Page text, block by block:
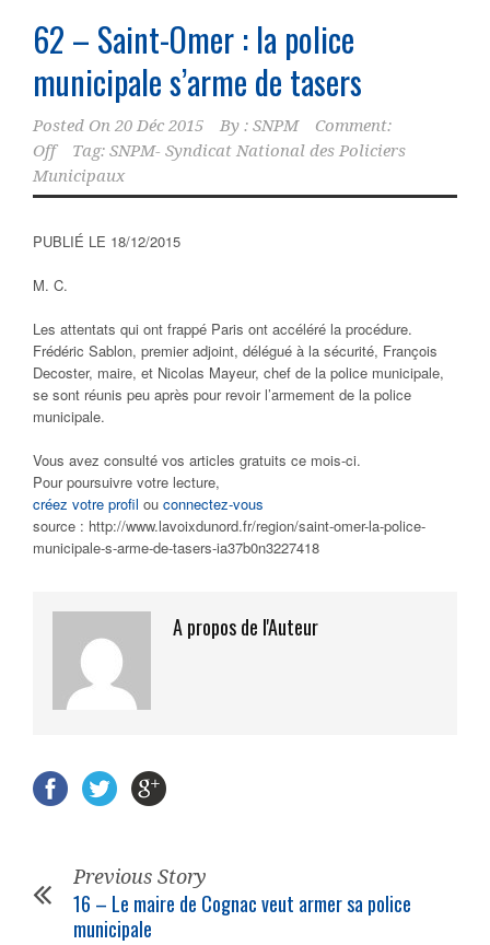
62 – Saint-Omer : la police
municipale s’arme de tasers
Posted On 20 Déc 2015 By : SNPM
Comment:
Off
Tag: SNPM- Syndicat National des Policiers
Municipaux
PUBLIÉ LE 18/12/2015
M. C.
Les attentats qui ont frappé Paris ont accéléré la procédure.
Frédéric Sablon, premier adjoint, délégué à la sécurité, François
Decoster, maire, et Nicolas Mayeur, chef de la police municipale,
se sont réunis peu après pour revoir l’armement de la police
municipale.
Vous avez consulté vos articles gratuits ce mois-ci.
Pour poursuivre votre lecture,
créez votre profil ou connectez-vous
source : http://www.lavoixdunord.fr/region/saint-omer-la-police-
municipale-s-arme-de-tasers-ia37b0n3227418
A propos de l'Auteur
Previous Story
16 – Le maire de Cognac veut armer sa police
municipale